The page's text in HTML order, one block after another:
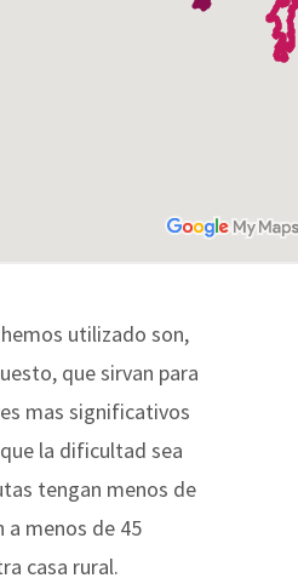
utilizado son,
que sirvan para
mas significativos
la dificultad sea
tengan menos de
a menos de 45
casa rural.